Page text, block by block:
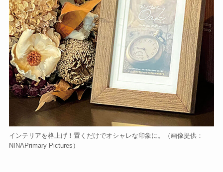
インテリアを格上げ！置くだけでオシャレな印象に。（画像提供：
NINAPrimary Pictures）